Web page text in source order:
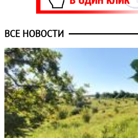
ВСЕ НОВОСТИ